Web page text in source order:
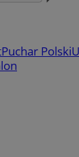
Puchar Polski